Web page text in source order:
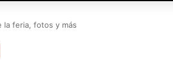
la feria, fotos y más